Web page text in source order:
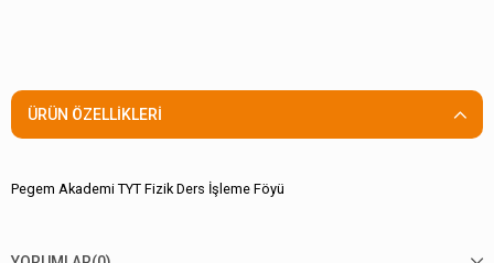
ÜRÜN ÖZELLIKLERI
Pegem Akademi TYT Fizik Ders İşleme Föyü